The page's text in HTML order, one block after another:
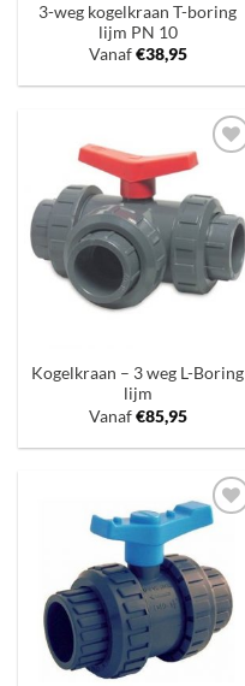
3-weg kogelkraan T-boring
lijm PN 10
Vanaf€38,95
Toevoegen
verlanglijst
Kogelkraan – 3 weg L-Boring
lijm
Vanaf€85,95
Toevoegen
verlanglijst